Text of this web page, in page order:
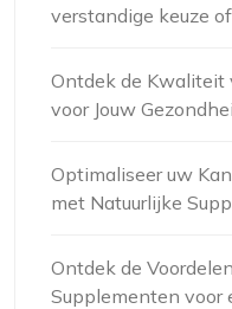
verstandige keuze
Ontdek de Kwaliteit
voor Jouw
Optimaliseer uw
met Natuurlijke
Ontdek de
Supplementen voor